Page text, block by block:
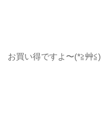
お買い得ですよ〜(*≧艸≦)